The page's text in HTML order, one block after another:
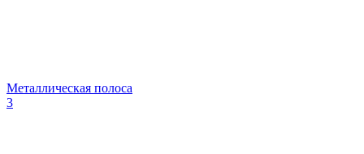
Металлическая полоса
3